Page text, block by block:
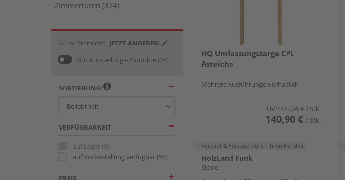
Zimmertüren (374)
Ihr Standort: JETZT ANGEBEN
Nur Ausstellungs-Produkte (28)
SORTIERUNG:
VERFÜGBARKEIT
auf Lager (0)
auf Vorbestellung verfügbar(54)
PREIS
HQ Umfassungszarge CPL
Asteiche
Mehrere Ausführungen erhältlich
UVP 182,95 €/ Stk.
140,90 € / Stk.
Verkauf & Versand durch Ihren Händler
HolzLand Funk
Stade